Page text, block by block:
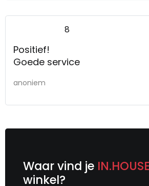
8
Positief!
Goede service
anoniem
Waar vind je IN.HOUSE
winkel?